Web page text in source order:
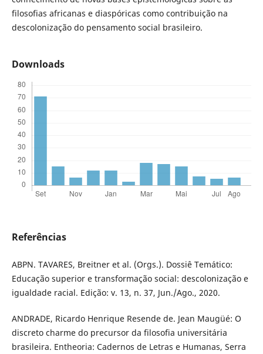
filosofias africanas e diaspóricas como contribuição na
descolonização do pensamento social brasileiro.
Downloads
Referências
ABPN. TAVARES, Breitner et al. (Orgs.). Dossiê Temático:
Educação superior e transformação social: descolonização e
igualdade racial. Edição: v. 13, n. 37, Jun./Ago., 2020.
ANDRADE, Ricardo Henrique Resende de. Jean Maugüé: O
discreto charme do precursor da filosofia universitária
brasileira. Entheoria: Cadernos de Letras e Humanas, Serra